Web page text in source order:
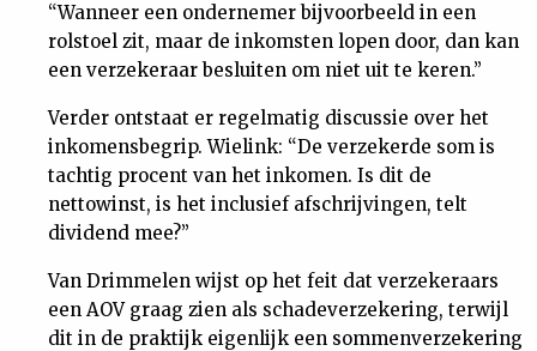
“Wanneer een ondernemer bijvoorbeeld in een
rolstoel zit, maar de inkomsten lopen door, dan kan
een verzekeraar besluiten om niet uit te keren.”
Verder ontstaat er regelmatig discussie over het
inkomensbegrip. Wielink: “De verzekerde som is
tachtig procent van het inkomen. Is dit de
nettowinst, is het inclusief afschrijvingen, telt
dividend mee?”
Van Drimmelen wijst op het feit dat verzekeraars
een AOV graag zien als schadeverzekering, terwijl
dit in de praktijk eigenlijk een sommenverzekering